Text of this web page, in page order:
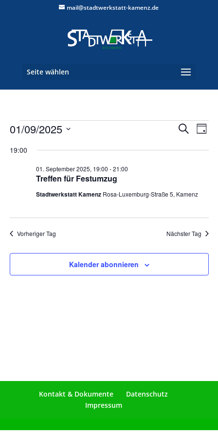
mail@stadtwerkstatt-kamenz.de
Seite wählen
Veranstaltungen
01.
September
2025
und
SucheTag
01/09/2025
wählen.
19:00
Treffen für Festumzug
01. September 2025, 19:00 -21:00
Stadtwerkstatt Kamenz Rosa-Luxemburg-Straße 5, Kamenz
Vorheriger Tag Nächster Tag
Kalender abonnieren
Kontakt & Dokumente
Datenschutz
Impressum